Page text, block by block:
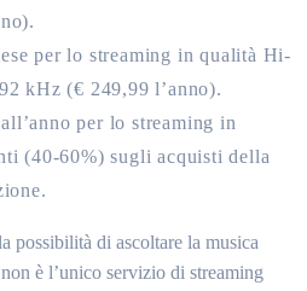
per lo streaming in qualità Hi-
kHz (€ 249,99 l’anno).
per lo streaming in
(40-60%) sugli acquisti della
possibilità di ascoltare la musica
non è l’unico servizio di streaming